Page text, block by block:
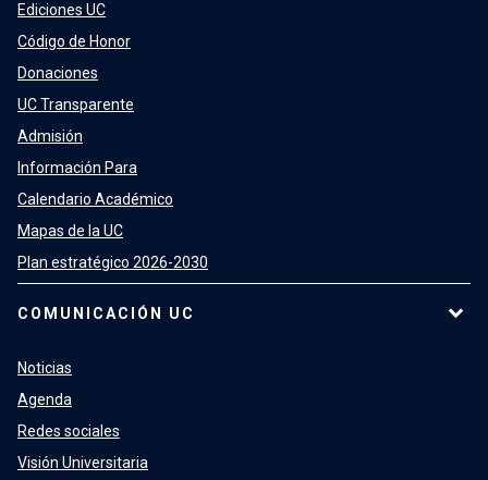
Ediciones UC
Código de Honor
Donaciones
UC Transparente
Admisión
Información Para
Calendario Académico
Mapas de la UC
Plan estratégico 2026-2030
COMUNICACIÓN UC
Noticias
Agenda
Redes sociales
Visión Universitaria